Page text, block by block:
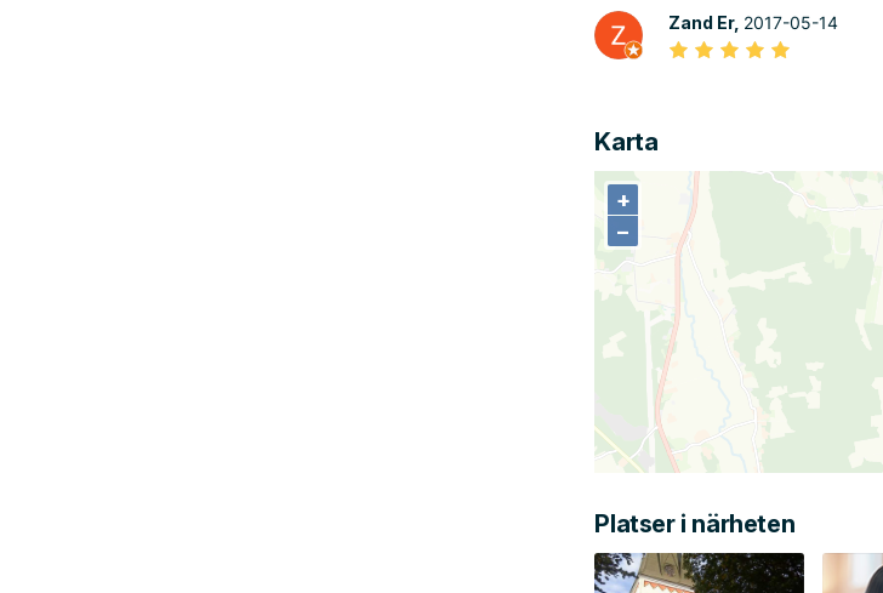
Zand Er, 2017-05-14
Karta
+
−
+
−
Platser i närheten